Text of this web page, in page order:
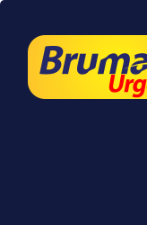
experiência. Ao
de acordo com isso.